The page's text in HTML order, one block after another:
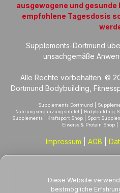
ausgewogene und
empfohlene Tagesdosis
Supplements-Dortmund
unsachgemäße
Alle Rechte vorbehalten. ©
Dortmund Bodybuilding,
Supplements Dortmund |
Nahrungsergänzungsmittel | Bodybuilding
Supplements | Kraftsport Shop | Sport
Eiweiss & Protein Shop
Impressum AGB
Diese Website
bestmögliche